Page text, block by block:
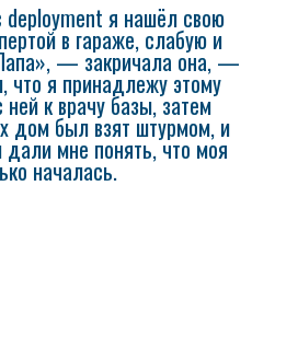
я нашёл свою
в гараже, слабую и
— закричала она, —
что я принадлежу этому
к врачу базы, затем
дом был взят штурмом, и
мне понять, что моя
началась.